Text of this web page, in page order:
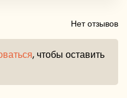
Нет отзывов
, чтобы оставить